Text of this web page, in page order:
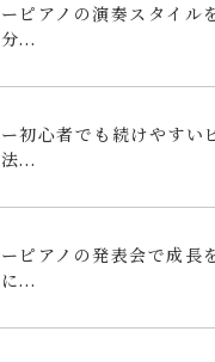
ーピアノの演奏スタイル
分...
ー初心者でも続けやすい
法...
ーピアノの発表会で成長
に...